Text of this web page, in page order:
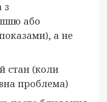
з
або
а не
стан (коли
проблема)